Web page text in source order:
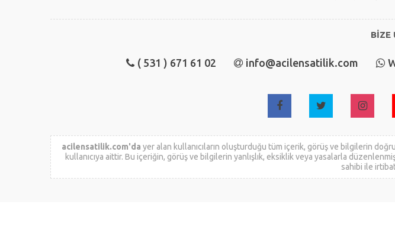
BİZE
( 531 ) 671 61 02 info@acilensatilik.com
acilensatilik.com'da yer alan kullanıcıların oluşturduğu tüm içerik, görüş ve bilgilerin
kullanıcıya aittir. Bu içeriğin, görüş ve bilgilerin yanlışlık, eksiklik veya yasalarla düzenlenmiş
sahibi ile